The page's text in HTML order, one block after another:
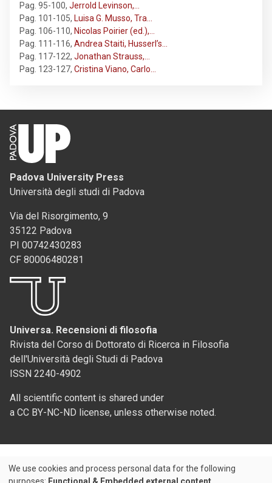
Pag. 95-100, Jerrold Levinson,…
Pag. 101-105, Luisa G. Musso, Tra…
Pag. 106-110, Nicolas Poirier (ed.),…
Pag. 111-116, Andrea Staiti, Husserl’s…
Pag. 117-122, Jonathan Strauss,…
Pag. 123-127, Cristina Viano, Carlo…
Padova University Press
Università degli studi di Padova
Via del Risorgimento, 9
35122 Padova
PI 00742430283
CF 80006480281
Universa. Recensioni di filosofia
Rivista del Corso di Dottorato di Ricerca in Filosofia
dell'Università degli Studi di Padova
ISSN 2240-4902
All scientific content is shared under
a CC BY-NC-ND license, unless otherwise noted.
We use cookies and process personal data for the following